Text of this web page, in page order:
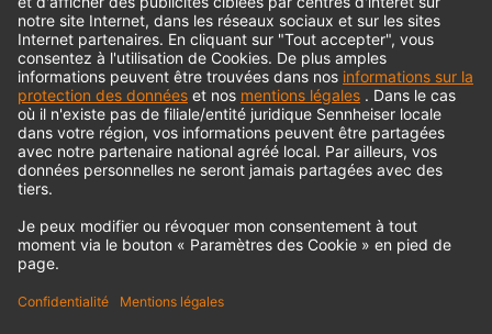
© 2018 - 2026Georg Neumann GmbH
Impression
Politique de confidentialité
Conditions générales